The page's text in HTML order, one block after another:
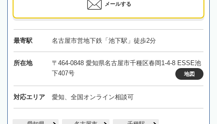
メールする
最寄駅 名古屋市営地下鉄「池下駅」徒歩2分
所在地
〒464-0848 愛知県名古屋市千種区春岡1-4-8 ESSE池
下407号
地図
対応エリア 愛知、全国オンライン相談可